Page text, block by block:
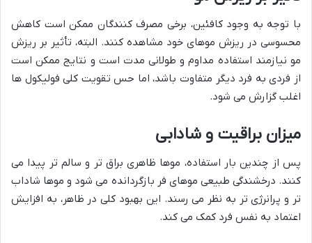
با توجه به وجود کافئین، برخی مصرف کنندگان ممکن است کاهش
محسوسی در ریزش موهای خود مشاهده کنند. البته، تأثیر بر ریزش
مو نیازمند استفاده مداوم و طولانی مدت است و نتایج ممکن است
از فردی به فرد دیگر متفاوت باشد، اما حس تقویت کلی فولیکول ها
اغلب گزارش می شود.
میزان براقیت و شادابی
پس از چندین بار استفاده، موها ظاهری براق تر و سالم تر پیدا می
کنند. درخشندگی طبیعی موهای فر بازگردانده می شود و موها شاداب
تر و پرانرژی تر به نظر می رسند. این بهبود کلی در ظاهر، به افزایش
اعتماد به نفس فرد کمک می کند.